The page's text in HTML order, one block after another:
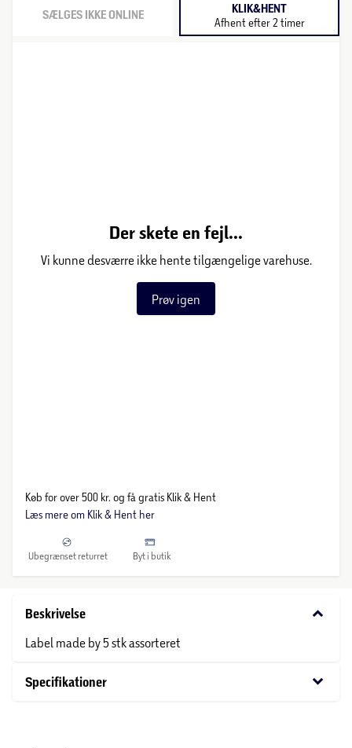
SÆLGES IKKE ONLINE KLIK&HENT
Afhent efter 2 timer
Der skete en fejl...
Vi kunne desværre ikke hente tilgængelige varehuse.
Prøv igen
Køb for over 500 kr. og få gratis Klik & Hent
Læs mere om Klik & Hent her
Ubegrænset returret Byt i butik
Beskrivelse keyboard_arrow_down
Label made by 5 stk assorteret
Specifikationer keyboard_arrow_down